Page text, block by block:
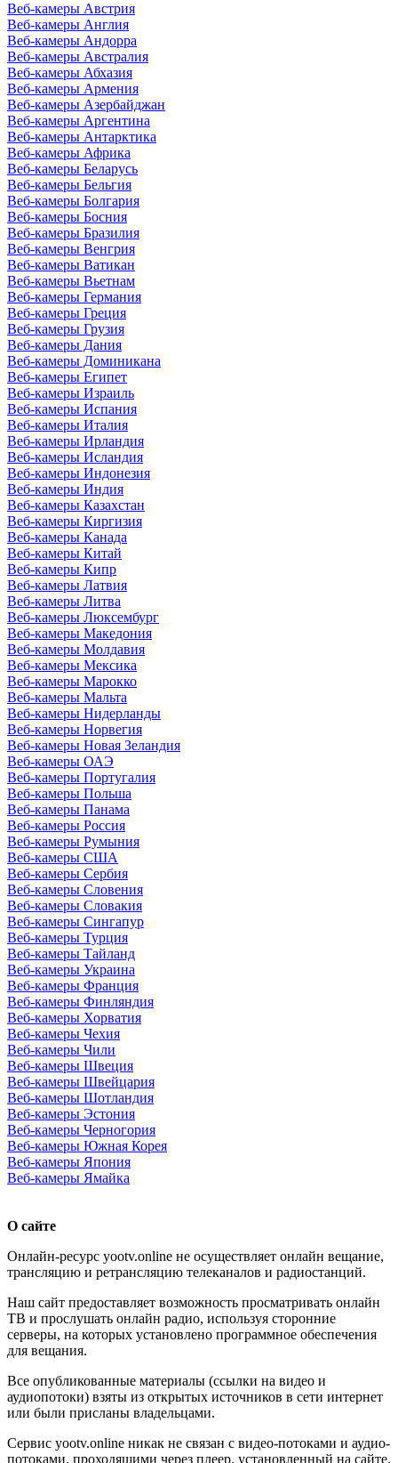
Веб-камеры Австрия
Веб-камеры Англия
Веб-камеры Андорра
Веб-камеры Австралия
Веб-камеры Абхазия
Веб-камеры Армения
Веб-камеры Азербайджан
Веб-камеры Аргентина
Веб-камеры Антарктика
Веб-камеры Африка
Веб-камеры Беларусь
Веб-камеры Бельгия
Веб-камеры Болгария
Веб-камеры Босния
Веб-камеры Бразилия
Веб-камеры Венгрия
Веб-камеры Ватикан
Веб-камеры Вьетнам
Веб-камеры Германия
Веб-камеры Греция
Веб-камеры Грузия
Веб-камеры Дания
Веб-камеры Доминикана
Веб-камеры Египет
Веб-камеры Израиль
Веб-камеры Испания
Веб-камеры Италия
Веб-камеры Ирландия
Веб-камеры Исландия
Веб-камеры Индонезия
Веб-камеры Индия
Веб-камеры Казахстан
Веб-камеры Киргизия
Веб-камеры Канада
Веб-камеры Китай
Веб-камеры Кипр
Веб-камеры Латвия
Веб-камеры Литва
Веб-камеры Люксембург
Веб-камеры Македония
Веб-камеры Молдавия
Веб-камеры Мексика
Веб-камеры Марокко
Веб-камеры Мальта
Веб-камеры Нидерланды
Веб-камеры Норвегия
Веб-камеры Новая Зеландия
Веб-камеры ОАЭ
Веб-камеры Португалия
Веб-камеры Польша
Веб-камеры Панама
Веб-камеры Россия
Веб-камеры Румыния
Веб-камеры США
Веб-камеры Сербия
Веб-камеры Словения
Веб-камеры Словакия
Веб-камеры Сингапур
Веб-камеры Турция
Веб-камеры Тайланд
Веб-камеры Украина
Веб-камеры Франция
Веб-камеры Финляндия
Веб-камеры Хорватия
Веб-камеры Чехия
Веб-камеры Чили
Веб-камеры Швеция
Веб-камеры Швейцария
Веб-камеры Шотландия
Веб-камеры Эстония
Веб-камеры Черногория
Веб-камеры Южная Корея
Веб-камеры Япония
Веб-камеры Ямайка
О сайте
Онлайн-ресурс yootv.online не осуществляет онлайн вещание,
трансляцию и ретрансляцию телеканалов и радиостанций.
Наш сайт предоставляет возможность просматривать онлайн
ТВ и прослушать онлайн радио, используя сторонние
серверы, на которых установлено программное обеспечения
для вещания.
Все опубликованные материалы (ссылки на видео и
аудиопотоки) взяты из открытых источников в сети интернет
или были присланы владельцами.
Сервис yootv.online никак не связан с видео-потоками и аудио-
потоками, проходящими через плеер, установленный на сайте.